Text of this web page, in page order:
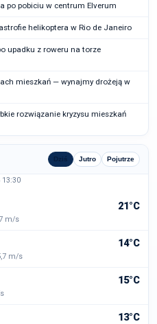
po pobiciu w centrum Elverum
helikoptera w Rio de Janeiro
upadku z roweru na torze
mieszkań — wynajmy drożeją w
rozwiązanie kryzysu mieszkań
Dziś Jutro Pojutrze
13:30
21°C
m/s
14°C
m/s
15°C
13°C